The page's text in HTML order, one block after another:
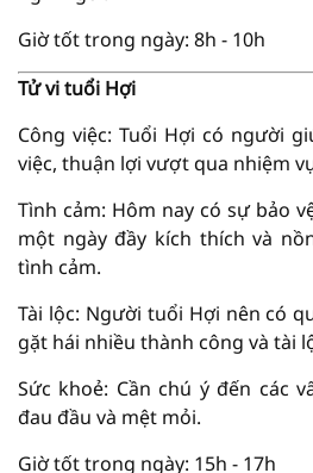
Giờ tốt trong ngày: 8h - 10h
Tử vi tuổi Hợi
Công việc: Tuổi Hợi có người
việc, thuận lợi vượt qua nhiệm
Tình cảm: Hôm nay có sự bảo
một ngày đầy kích thích và
tình cảm.
Tài lộc: Người tuổi Hợi nên có
gặt hái nhiều thành công và tài
Sức khoẻ: Cần chú ý đến các
đau đầu và mệt mỏi.
Giờ tốt trong ngày: 15h - 17h